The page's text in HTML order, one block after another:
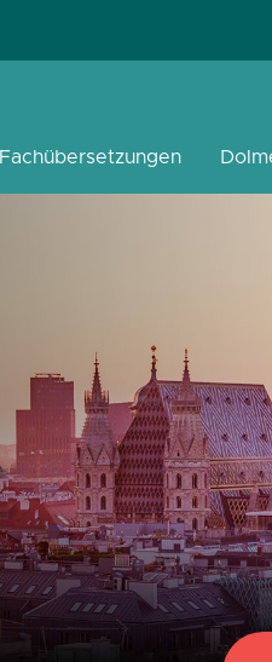
Fachübersetzungen